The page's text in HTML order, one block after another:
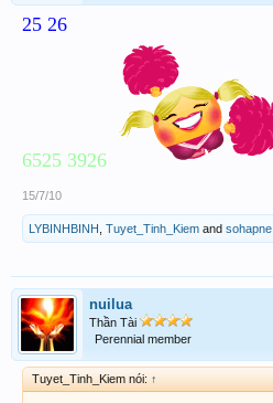
25 26
6525 3926
15/7/10
LYBINHBINH Tuyet_Tinh_Kiem and sohapne
nuilua
Thần Tài
Perennial member
Tuyet_Tinh_Kiem nói: ↑